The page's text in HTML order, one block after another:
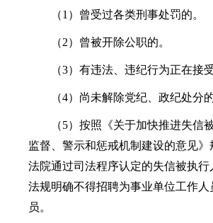
（1）曾受过各类刑事处罚的。
（2）曾被开除公职的。
（3）有违法、违纪行为正在接
（4）尚未解除党纪、政纪处分的
（5）按照《关于加快推进失信
监督、警示和惩戒机制建设的意见》
法院通过司法程序认定的失信被执行
法规明确不得招聘为事业单位工作人
员。